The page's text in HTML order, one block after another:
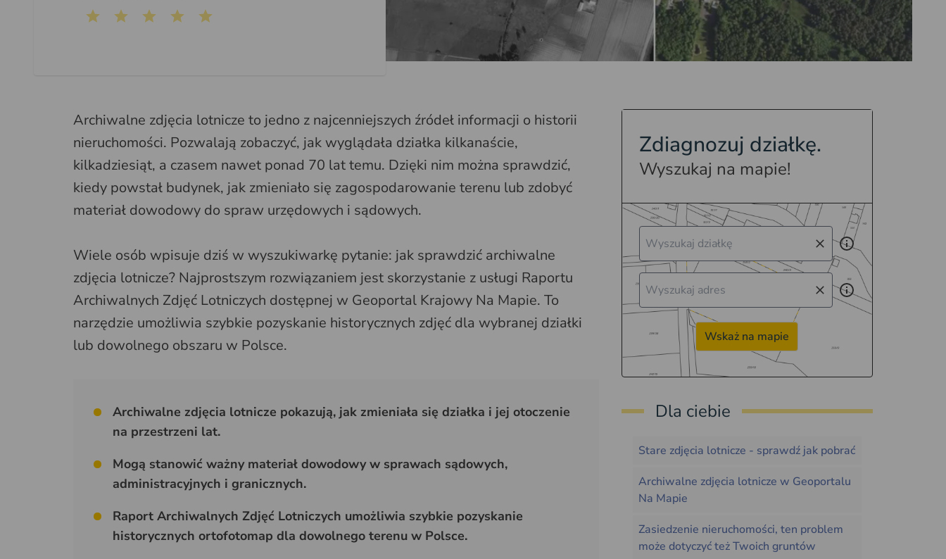
Archiwalne zdjęcia lotnicze to jedno z najcenniejszych źródeł informacji o historii
nieruchomości. Pozwalają zobaczyć, jak wyglądała działka kilkanaście,
kilkadziesiąt, a czasem nawet ponad 70 lat temu. Dzięki nim można sprawdzić,
kiedy powstał budynek, jak zmieniało się zagospodarowanie terenu lub zdobyć
materiał dowodowy do spraw urzędowych i sądowych.
Wiele osób wpisuje dziś w wyszukiwarkę pytanie: jak sprawdzić archiwalne
zdjęcia lotnicze? Najprostszym rozwiązaniem jest skorzystanie z usługi Raportu
Archiwalnych Zdjęć Lotniczych dostępnej w Geoportal Krajowy Na Mapie. To
narzędzie umożliwia szybkie pozyskanie historycznych zdjęć dla wybranej działki
lub dowolnego obszaru w Polsce.
Archiwalne zdjęcia lotnicze pokazują, jak zmieniała się działka i jej otoczenie
na przestrzeni lat.
Mogą stanowić ważny materiał dowodowy w sprawach sądowych,
administracyjnych i granicznych.
Raport Archiwalnych Zdjęć Lotniczych umożliwia szybkie pozyskanie
historycznych ortofotomap dla dowolnego terenu w Polsce.
Zdiagnozuj działkę.
Wyszukaj na mapie!
Wskaż na mapie
Dla ciebie
Stare zdjęcia lotnicze - sprawdź jak pobrać
Archiwalne zdjęcia lotnicze w Geoportalu
Na Mapie
Zasiedzenie nieruchomości, ten problem
może dotyczyć też Twoich gruntów